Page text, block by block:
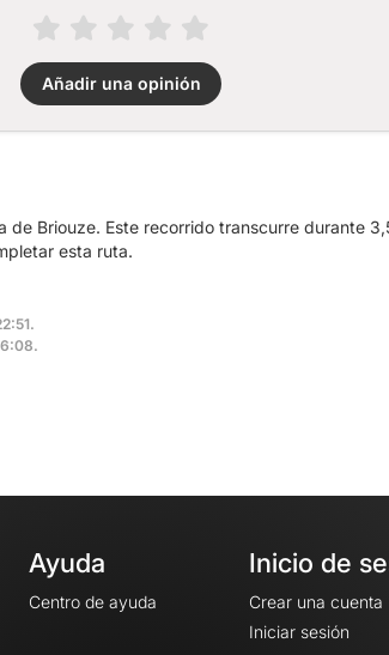
Añadir una opinión
Briouze. Este recorrido transcurre durante
esta ruta.
Ayuda
Centro de ayuda
Inicio de
Crear una cuenta
Iniciar sesión